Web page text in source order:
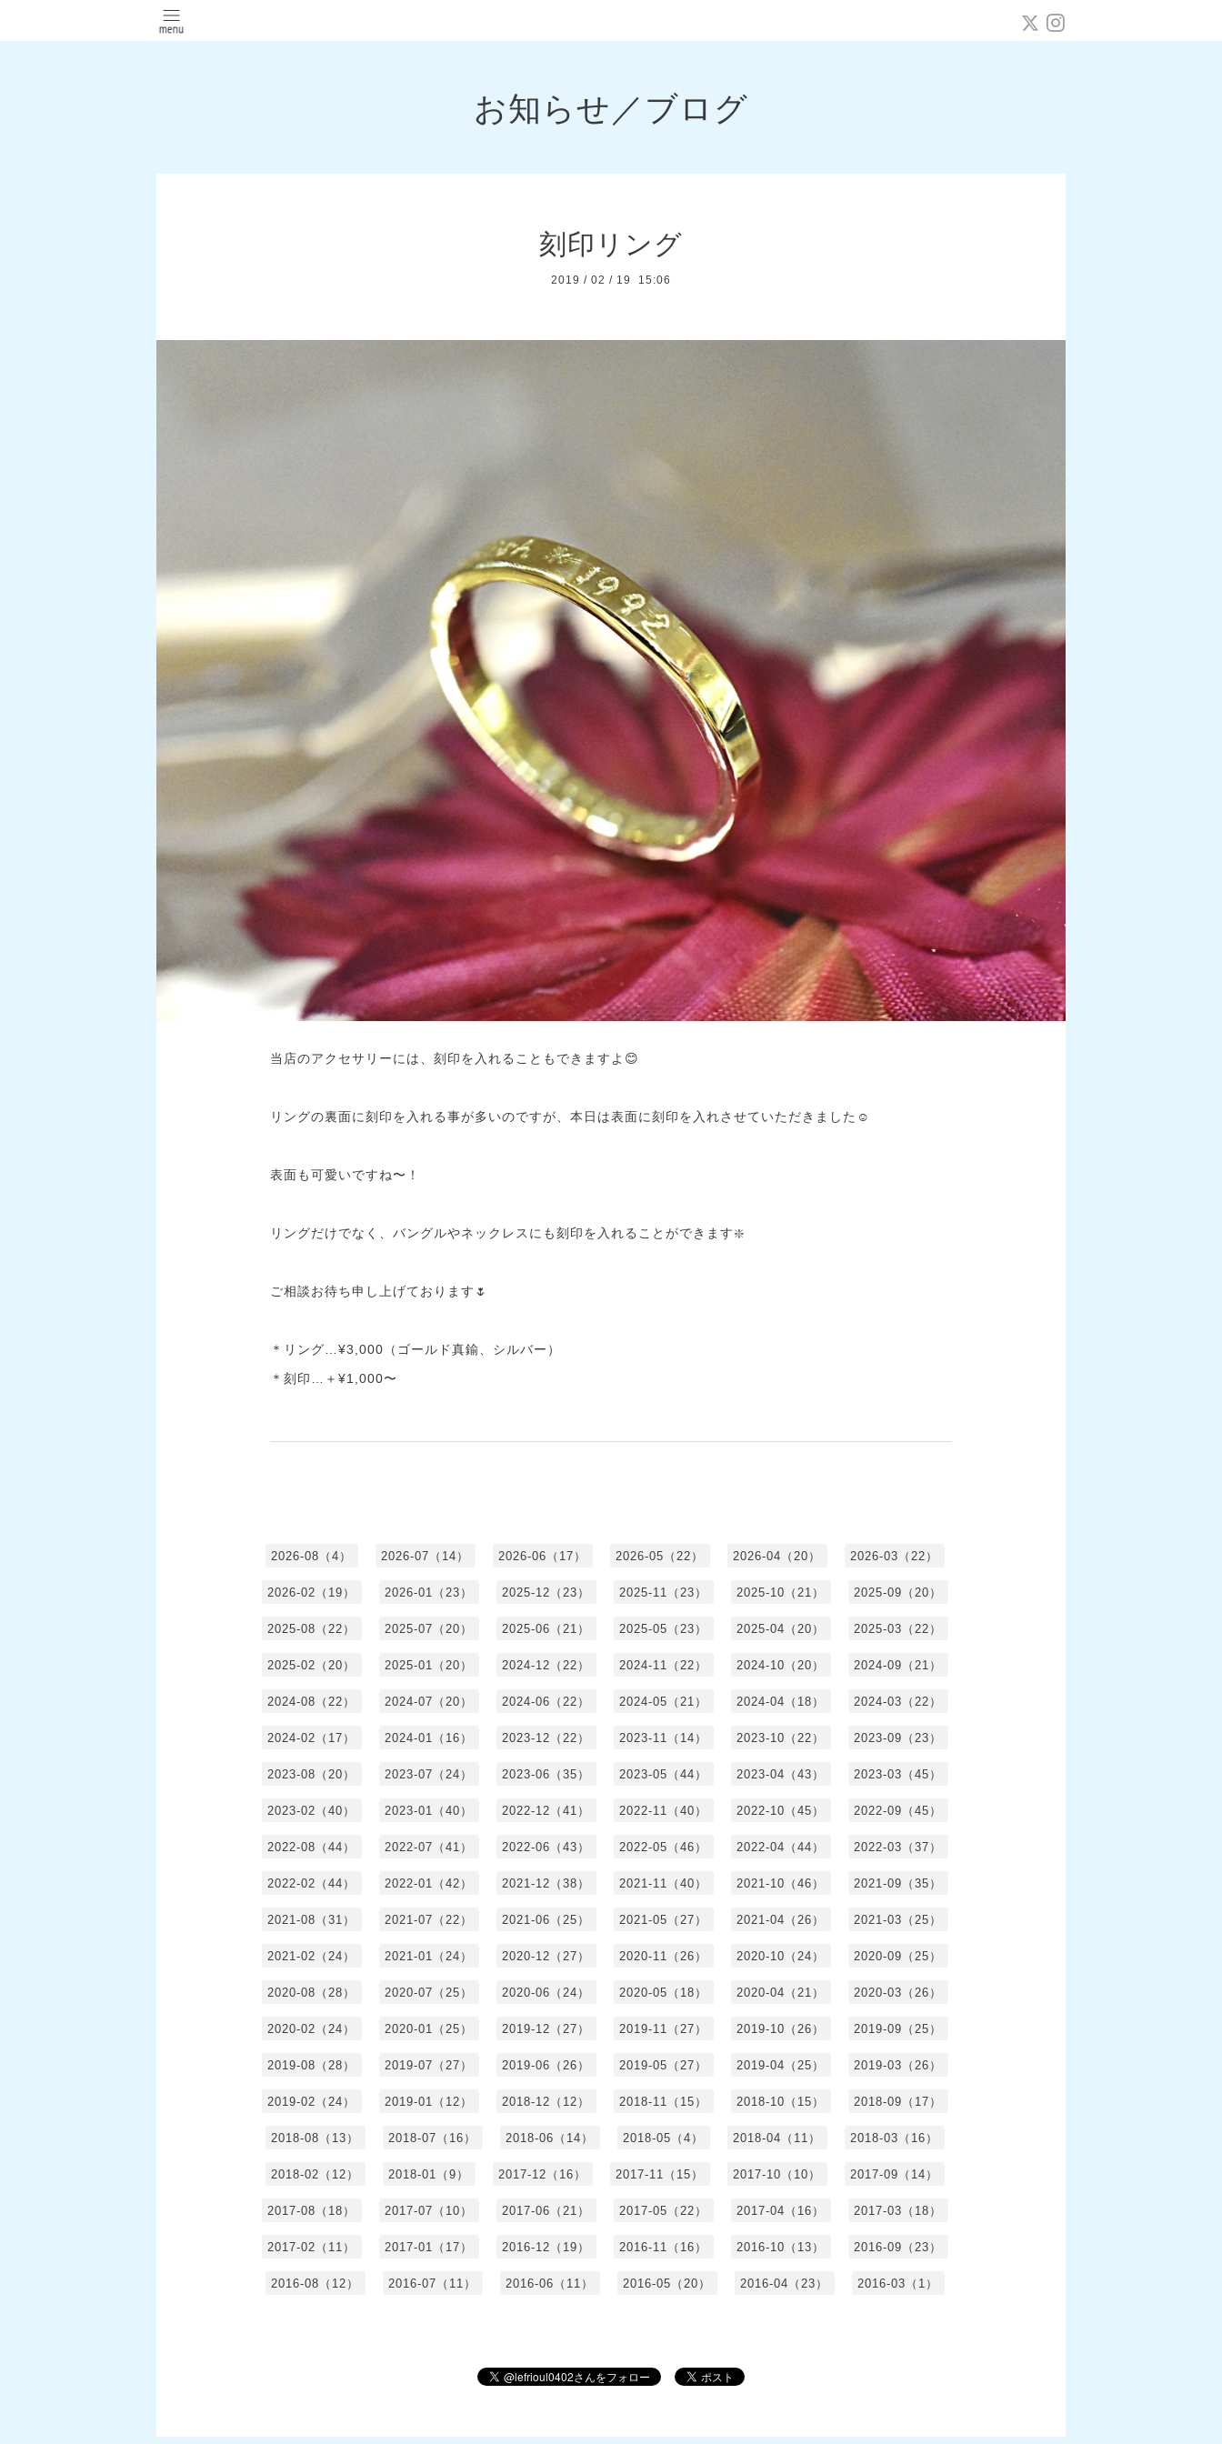
お知らせ／ブログ
刻印リング
2019 / 02 / 19 15:06
当店のアクセサリーには、刻印を入れることもできますよ😊
リングの裏面に刻印を入れる事が多いのですが、本日は表面に刻印を入れさせていただきました☺️
表面も可愛いですね〜！
リングだけでなく、バングルやネックレスにも刻印を入れることができます❇️
ご相談お待ち申し上げております🌷
＊リング…¥3,000（ゴールド真鍮、シルバー）
＊刻印…＋¥1,000〜
2026-08（4） 2026-07（14） 2026-06（17） 2026-05（22） 2026-04（20） 2026-03（22）
2026-02（19） 2026-01（23） 2025-12（23） 2025-11（23） 2025-10（21） 2025-09（20）
2025-08（22） 2025-07（20） 2025-06（21） 2025-05（23） 2025-04（20） 2025-03（22）
2025-02（20） 2025-01（20） 2024-12（22） 2024-11（22） 2024-10（20） 2024-09（21）
2024-08（22） 2024-07（20） 2024-06（22） 2024-05（21） 2024-04（18） 2024-03（22）
2024-02（17） 2024-01（16） 2023-12（22） 2023-11（14） 2023-10（22） 2023-09（23）
2023-08（20） 2023-07（24） 2023-06（35） 2023-05（44） 2023-04（43） 2023-03（45）
2023-02（40） 2023-01（40） 2022-12（41） 2022-11（40） 2022-10（45） 2022-09（45）
2022-08（44） 2022-07（41） 2022-06（43） 2022-05（46） 2022-04（44） 2022-03（37）
2022-02（44） 2022-01（42） 2021-12（38） 2021-11（40） 2021-10（46） 2021-09（35）
2021-08（31） 2021-07（22） 2021-06（25） 2021-05（27） 2021-04（26） 2021-03（25）
2021-02（24） 2021-01（24） 2020-12（27） 2020-11（26） 2020-10（24） 2020-09（25）
2020-08（28） 2020-07（25） 2020-06（24） 2020-05（18） 2020-04（21） 2020-03（26）
2020-02（24） 2020-01（25） 2019-12（27） 2019-11（27） 2019-10（26） 2019-09（25）
2019-08（28） 2019-07（27） 2019-06（26） 2019-05（27） 2019-04（25） 2019-03（26）
2019-02（24） 2019-01（12） 2018-12（12） 2018-11（15） 2018-10（15） 2018-09（17）
2018-08（13） 2018-07（16） 2018-06（14） 2018-05（4） 2018-04（11） 2018-03（16）
2018-02（12） 2018-01（9） 2017-12（16） 2017-11（15） 2017-10（10） 2017-09（14）
2017-08（18） 2017-07（10） 2017-06（21） 2017-05（22） 2017-04（16） 2017-03（18）
2017-02（11） 2017-01（17） 2016-12（19） 2016-11（16） 2016-10（13） 2016-09（23）
2016-08（12） 2016-07（11） 2016-06（11） 2016-05（20） 2016-04（23） 2016-03（1）